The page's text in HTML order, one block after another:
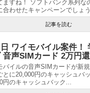
ますね！ ソフトバンク系列な
合わせたキャンペーンでしょ
記事を読む
日 ワイモバイル案件！
音声SIMカード 2万円還
バイルの音声SIMカードが新
とに20,000円のキャッシュバ
円のキャッシュバック...